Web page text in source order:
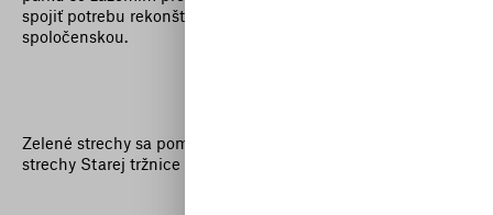
spojiť potrebu rekonštrukcie s potrebou environmentálnou a
spoločenskou.
Zelené strechy sa pomaly stávajú štandardom a ploché časti
strechy Starej tržnice sa na ich realizáciu veľmi hodia.